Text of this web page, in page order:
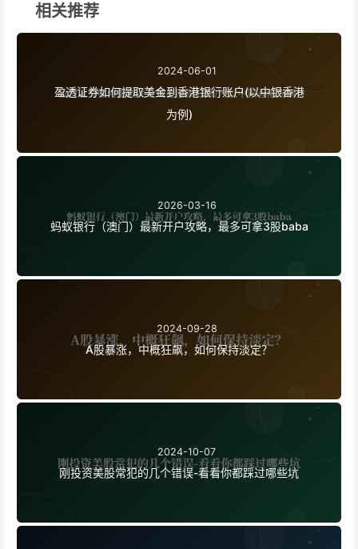
相关推荐
2024-06-01
盈透证券如何提取美金到香港银行账户(以中银香港
为例)
2026-03-16
蚂蚁银行（澳门）最新开户攻略，最多可拿3股baba
2024-09-28
A股暴涨，中概狂飙，如何保持淡定？
2024-10-07
刚投资美股常犯的几个错误-看看你都踩过哪些坑